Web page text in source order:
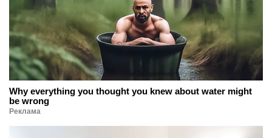
Why everything you thought you knew about water might
be wrong
Реклама